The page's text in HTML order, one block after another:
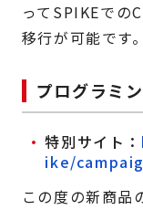
ってSPIKEでの
移行が可能です。
プログラミ
特別サイト：
ike/
この度の新商品